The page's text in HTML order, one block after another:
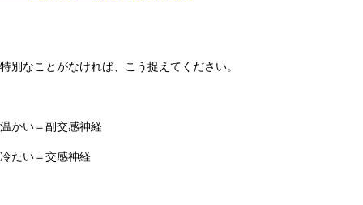
特別なことがなければ、こう捉えてください。
温かい＝副交感神経
冷たい＝交感神経